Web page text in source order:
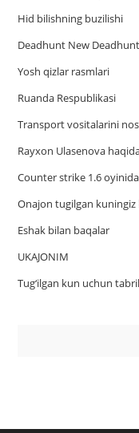
Hid bilishning buzilishi
Deadhunt New
Yosh qizlar rasmlari
Ruanda Respublikasi
Trаnsport vositаlаrini
Rayxon Ulasenova
Counter strike 1.6
Onajon tugilgan
Eshak bilan baqalar
UKAJONIM
Tug‘ilgan kun uchun